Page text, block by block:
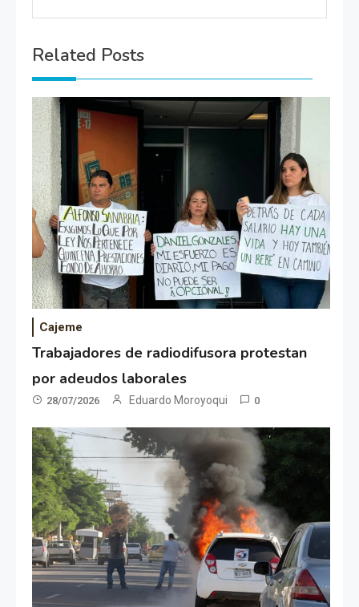
Related Posts
Cajeme
Trabajadores de radiodifusora protestan
por adeudos laborales
28/07/2026 Eduardo Moroyoqui 0